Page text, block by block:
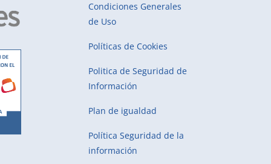
Condiciones Generales
de Uso
Políticas de Cookies
Politica de Seguridad de
Información
Plan de igualdad
Política Seguridad de la
información